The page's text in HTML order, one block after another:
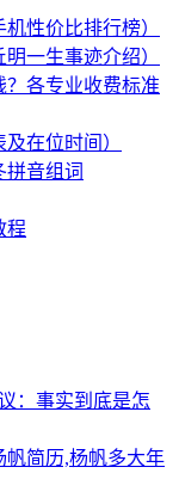
性价比排行榜）
一生事迹介绍）
？各专业收费标准
在位时间）
音组词
程
：事实到底是怎
简历,杨帆多大年